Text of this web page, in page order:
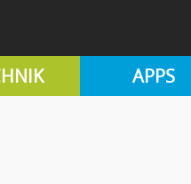
APPS